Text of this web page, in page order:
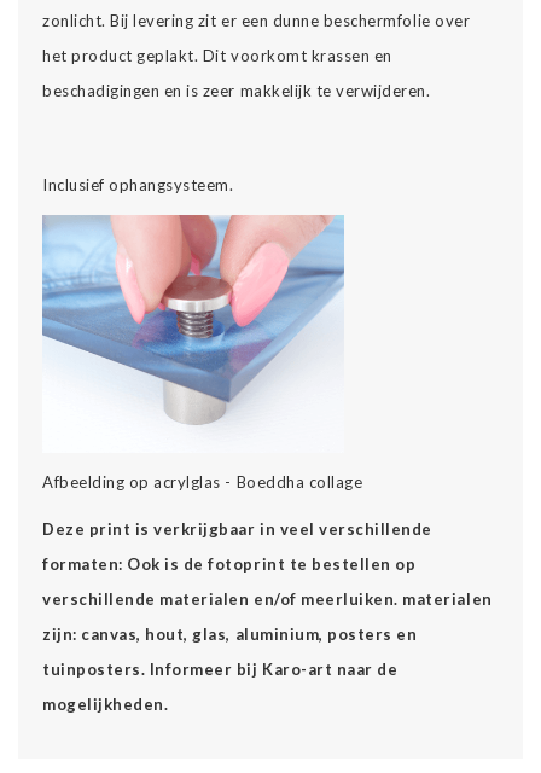
zonlicht. Bij levering zit er een dunne beschermfolie over
het product geplakt. Dit voorkomt krassen en
beschadigingen en is zeer makkelijk te verwijderen.
Inclusief ophangsysteem.
Afbeelding op acrylglas - Boeddha collage
Deze print is verkrijgbaar in veel verschillende
formaten: Ook is de fotoprint te bestellen op
verschillende materialen en/of meerluiken. materialen
zijn: canvas, hout, glas, aluminium, posters en
tuinposters. Informeer bij Karo-art naar de
mogelijkheden.